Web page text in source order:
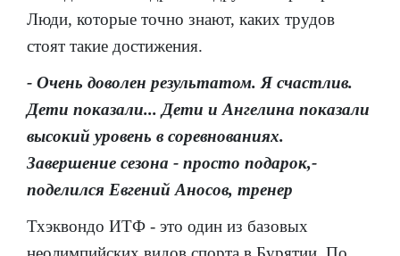
Люди, которые точно знают, каких трудов
стоят такие достижения.
- Очень доволен результатом. Я счастлив.
Дети показали... Дети и Ангелина показали
высокий уровень в соревнованиях.
Завершение сезона - просто подарок,-
поделился Евгений Аносов, тренер
Тхэквондо ИТФ - это один из базовых